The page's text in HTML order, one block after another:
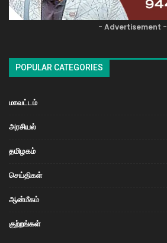
- Advertisement -
POPULAR CATEGORIES
மாவட்டம்
அரசியல்
தமிழகம்
செய்திகள்
ஆன்மீகம்
குற்றங்கள்